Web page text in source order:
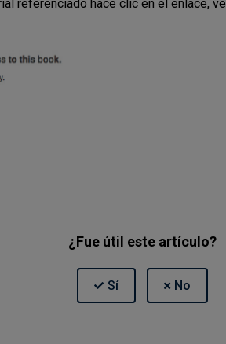
referenciado hace clic en el enlace,
¿Fue útil este artículo?